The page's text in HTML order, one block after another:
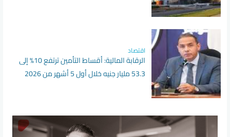
اقتصاد
الرقابة المالية: أقساط التأمين ترتفع 10% إلى
53.3 مليار جنيه خلال أول 5 أشهر من 2026